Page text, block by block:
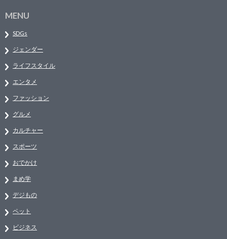
MENU
SDGs
ジェンダー
ライフスタイル
エンタメ
ファッション
グルメ
カルチャー
スポーツ
おでかけ
まめ学
デジもの
ペット
ビジネス